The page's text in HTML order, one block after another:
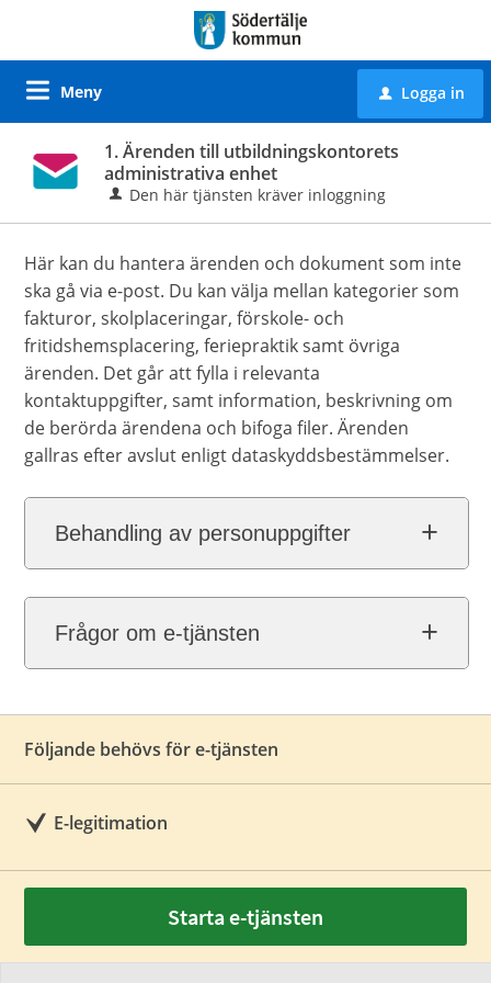
Meny u Logga in
1. Ärenden till utbildningskontorets
administrativa enhet
Den här tjänsten kräver inloggning
Här kan du hantera ärenden och dokument som inte
ska gå via e-post. Du kan välja mellan kategorier som
fakturor, skolplaceringar, förskole- och
fritidshemsplacering, feriepraktik samt övriga
ärenden. Det går att fylla i relevanta
kontaktuppgifter, samt information, beskrivning om
de berörda ärendena och bifoga filer. Ärenden
gallras efter avslut enligt dataskyddsbestämmelser.
Behandling av personuppgifter
Frågor om e-tjänsten
Följande behövs för e-tjänsten
E-legitimation
Starta e-tjänsten